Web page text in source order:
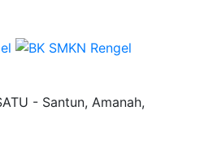
- Santun, Amanah,